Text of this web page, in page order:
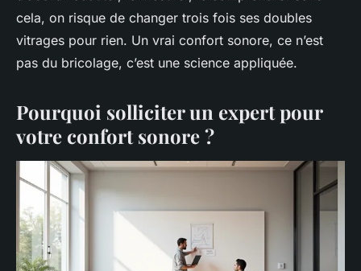
cela, on risque de changer trois fois ses doubles
vitrages pour rien. Un vrai confort sonore, ce n’est
pas du bricolage, c’est une science appliquée.
Pourquoi solliciter un expert pour
votre confort sonore ?